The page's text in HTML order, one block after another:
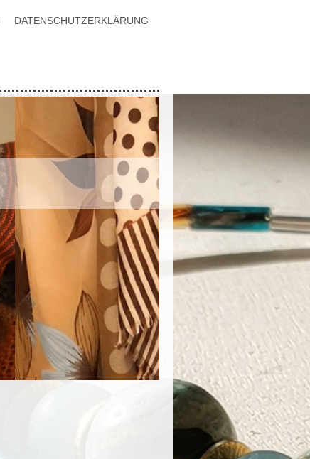
DATENSCHUTZERKLÄRUNG